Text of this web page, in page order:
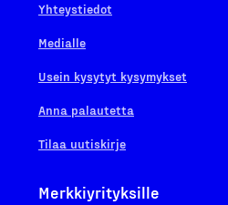
Yhteystiedot
Medialle
Usein kysytyt kysymykset
Anna palautetta
Tilaa uutiskirje
Merkkiyrityksille